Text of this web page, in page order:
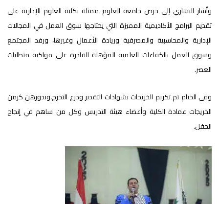
وأشار البشاري إلى حرص جامعة العلوم ممثلة بكلية العلوم الإدارية على
تقديم البرامج الأكاديمية المميزة التي يحتاجها سوق العمل في المجالات
الإدارية والمحاسبية والمصرفية وريادة الأعمال وغيرها، ورفد المجتمع
وسوق العمل بالكفاءات العلمية المؤهلة القادرة على مواكبة متطلبات
العصر.
وفي الختام تم تكريم الخريجات بشهادات التقدير ودرع التخرج،وبدورهن كرمن
الخريجات عمادة الكلية وأعضاء هيئة التدريس وكل من ساهم في إنجاح
الحفل.